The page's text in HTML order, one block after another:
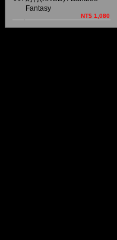
Fantasy
NT$ 1,080